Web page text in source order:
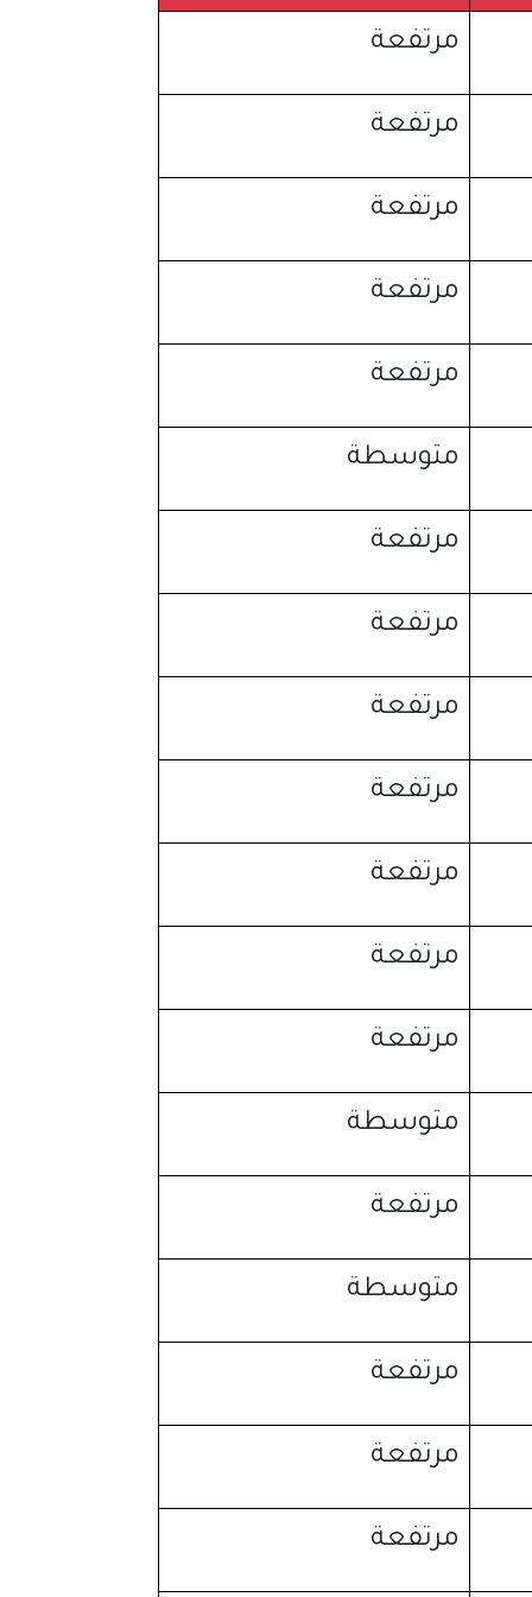
مرتفعة
مرتفعة
مرتفعة
مرتفعة
مرتفعة
متوسطة
مرتفعة
مرتفعة
مرتفعة
مرتفعة
مرتفعة
مرتفعة
مرتفعة
متوسطة
مرتفعة
متوسطة
مرتفعة
مرتفعة
مرتفعة